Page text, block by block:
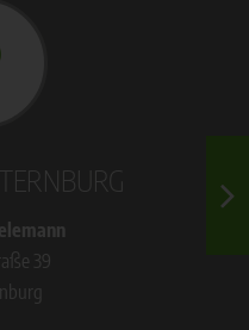
39